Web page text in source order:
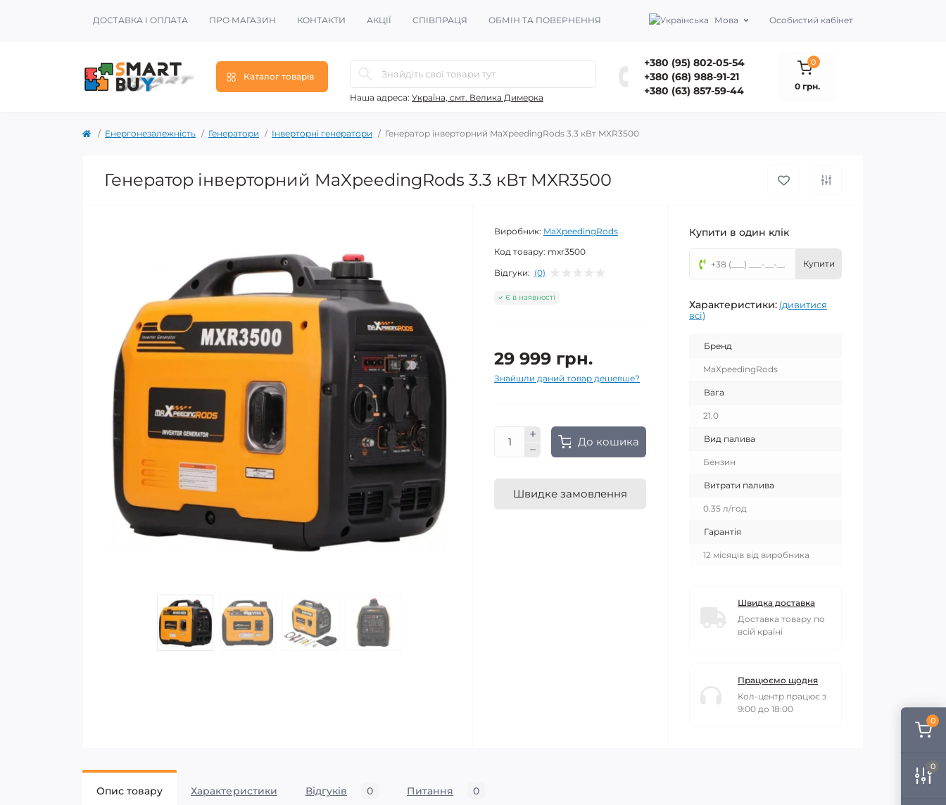
0
0
ДОСТАВКА І ОПЛАТА ПРО МАГАЗИН КОНТАКТИ АКЦІЇ СПІВПРАЦЯ ОБМІН ТА ПОВЕРНЕННЯ Мова Особистий кабінет
Каталог товарів
Наша адреса: Україна, смт. Велика Димерка
+380 (95) 802-05-54
+380 (68) 988-91-21
+380 (63) 857-59-44
0
0 грн.
Енергонезалежність Генератори Інверторні генератори Генератор інверторний MaXpeedingRods 3.3 кВт MXR3500
Генератор інверторний MaXpeedingRods 3.3 кВт MXR3500
Виробник: MaXpeedingRods
Код товару: mxr3500
Відгуки: (0)
Є в наявності
29 999 грн.
Знайшли даний товар дешевше?
До кошика
Швидке замовлення
Купити в один клік
Купити
Характеристики: (дивитися
всі)
Бренд
MaXpeedingRods
Вага
21.0
Вид палива
Бензин
Витрати палива
0.35 л/год
Гарантія
12 місяців від виробника
Швидка доставка
Доставка товару по
всій країні
Працюємо щодня
Кол-центр працює з
9:00 до 18:00
Опис товару Характеристики Відгуків 0 Питання 0